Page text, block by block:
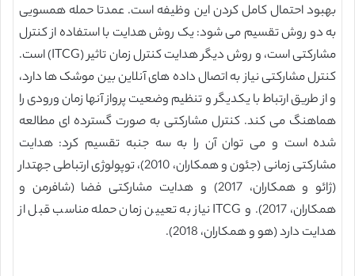
بهبود احتمال کامل کردن این وظیفه است. عمدتا حمله همسویی
به دو روش تقسیم می شود: یک روش هدایت با استفاده از کنترل
مشارکتی است، و روش دیگر هدایت کنترل زمان تاثیر (ITCG) است.
کنترل مشارکتی نیاز به اتصال داده های آنلاین بین موشک ها دارد،
و از طریق ارتباط با یکدیگر و تنظیم وضعیت پرواز آنها زمان ورودی را
هماهنگ می کند. کنترل مشارکتی به صورت گسترده ای مطالعه
شده است و می توان آن را به سه جنبه تقسیم کرد: هدایت
مشارکتی زمانی (جئون و همکاران، 2010)، توپولوژی ارتباطی جهتدار
(ژائو و همکاران، 2017) و هدایت مشارکتی فضا (شافرمن و
همکاران، 2017). و ITCG نیاز به تعیین زمان حمله مناسب قبل از
هدایت دارد (هو و همکاران، 2018).